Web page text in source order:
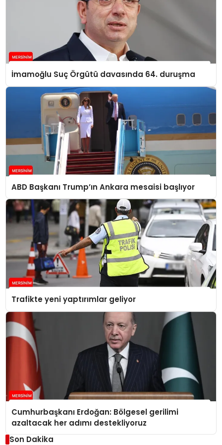
İmamoğlu Suç Örgütü davasında 64. duruşma
ABD Başkanı Trump’ın Ankara mesaisi başlıyor
Trafikte yeni yaptırımlar geliyor
Cumhurbaşkanı Erdoğan: Bölgesel gerilimi
azaltacak her adımı destekliyoruz
Son Dakika